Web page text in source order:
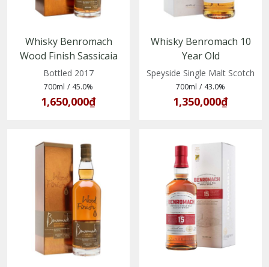
Whisky Benromach
Wood Finish Sassicaia
Vintage 2009–2017
Bottled 2017
700ml / 45.0%
1,650,000₫
Whisky Benromach 10
Year Old
(5020613023680)
Speyside Single Malt Scotch
700ml / 43.0%
1,350,000₫